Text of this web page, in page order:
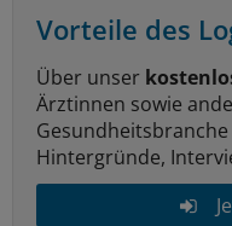
Vorteile des
Über unser
Ärztinnen sowie
Hintergründe,